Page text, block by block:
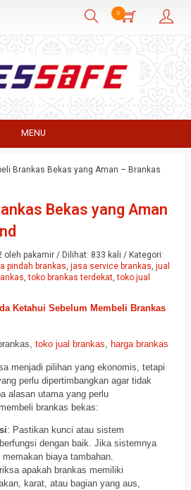
0
MENU
Brankas Bekas yang Aman – Brankas
Bekas yang Aman
oleh pakamir / Dilihat: 833 kali / Kategori:
pindah brankas, jasa service brankas, jual
,toko brankas terdekat,toko jual
Ketahui Sebelum Membeli Brankas
toko jual brankas, harga brankas
menjadi pilihan yang ekonomis, tetapi
perlu dipertimbangkan agar tidak
alasan utama yang perlu
brankas bekas:
: Pastikan kunci atau sistem
dengan baik. Jika sistemnya
biaya tambahan.
apakah brankas memiliki
karat, atau bagian yang aus,